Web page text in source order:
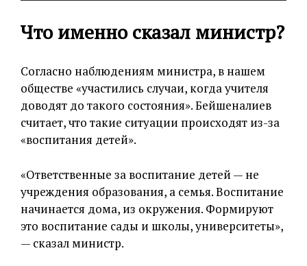
Что именно сказал министр?
Согласно наблюдениям министра, в нашем
обществе «участились случаи, когда учителя
доводят до такого состояния». Бейшеналиев
считает, что такие ситуации происходят из-за
«воспитания детей».
«Ответственные за воспитание детей — не
учреждения образования, а семья. Воспитание
начинается дома, из окружения. Формируют
это воспитание сады и школы, университеты»,
— сказал министр.